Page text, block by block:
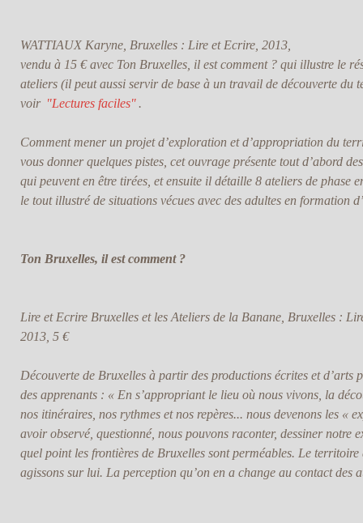
WATTIAUX Karyne, Bruxelles : Lire et Ecrire, 2013,
vendu à 15 € avec Ton Bruxelles, il est comment ?qui illustre le
ateliers (il peut aussi servir de base à un travail de découverte du
voir "Lectures faciles" .
Comment mener un projet d’exploration et d’appropriation du
vous donner quelques pistes, cet ouvrage présente tout d’abord
qui peuvent en être tirées, et ensuite il détaille 8 ateliers de phase
le tout illustré de situations vécues avec des adultes en formation
Ton Bruxelles, il est comment ?
Lire et Ecrire Bruxelles et les Ateliers de la Banane, Bruxelles :
2013, 5 €
Découverte de Bruxelles à partir des productions écrites et d’arts
des apprenants : « En s’appropriant le lieu où nous vivons, la
nos itinéraires, nos rythmes et nos repères... nous devenons les «
avoir observé, questionné, nous pouvons raconter, dessiner notre
quel point les frontières de Bruxelles sont perméables. Le
agissons sur lui. La perception qu’on en a change au contact des